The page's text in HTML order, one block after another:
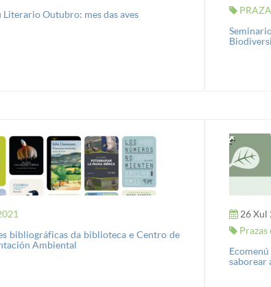
Literario Outubro: mes das aves
bibliográficas da biblioteca e Centro de
Ambiental
26 Xul
Prazas
saborear